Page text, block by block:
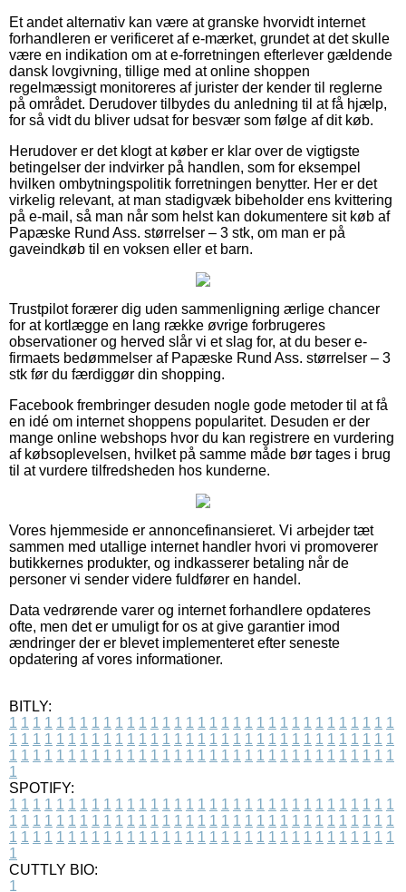
Et andet alternativ kan være at granske hvorvidt internet
forhandleren er verificeret af e-mærket, grundet at det skulle
være en indikation om at e-forretningen efterlever gældende
dansk lovgivning, tillige med at online shoppen
regelmæssigt monitoreres af jurister der kender til reglerne
på området. Derudover tilbydes du anledning til at få hjælp,
for så vidt du bliver udsat for besvær som følge af dit køb.
Herudover er det klogt at køber er klar over de vigtigste
betingelser der indvirker på handlen, som for eksempel
hvilken ombytningspolitik forretningen benytter. Her er det
virkelig relevant, at man stadigvæk bibeholder ens kvittering
på e-mail, så man når som helst kan dokumentere sit køb af
Papæske Rund Ass. størrelser – 3 stk, om man er på
gaveindkøb til en voksen eller et barn.
Trustpilot forærer dig uden sammenligning ærlige chancer
for at kortlægge en lang række øvrige forbrugeres
observationer og herved slår vi et slag for, at du beser e-
firmaets bedømmelser af Papæske Rund Ass. størrelser – 3
stk før du færdiggør din shopping.
Facebook frembringer desuden nogle gode metoder til at få
en idé om internet shoppens popularitet. Desuden er der
mange online webshops hvor du kan registrere en vurdering
af købsoplevelsen, hvilket på samme måde bør tages i brug
til at vurdere tilfredsheden hos kunderne.
Vores hjemmeside er annoncefinansieret. Vi arbejder tæt
sammen med utallige internet handler hvori vi promoverer
butikkernes produkter, og indkasserer betaling når de
personer vi sender videre fuldfører en handel.
Data vedrørende varer og internet forhandlere opdateres
ofte, men det er umuligt for os at give garantier imod
ændringer der er blevet implementeret efter seneste
opdatering af vores informationer.
BITLY:
1 1 1 1 1 1 1 1 1 1 1 1 1 1 1 1 1 1 1 1 1 1 1 1 1 1 1 1 1 1 1 1 1
1 1 1 1 1 1 1 1 1 1 1 1 1 1 1 1 1 1 1 1 1 1 1 1 1 1 1 1 1 1 1 1 1
1 1 1 1 1 1 1 1 1 1 1 1 1 1 1 1 1 1 1 1 1 1 1 1 1 1 1 1 1 1 1 1 1
1
SPOTIFY:
1 1 1 1 1 1 1 1 1 1 1 1 1 1 1 1 1 1 1 1 1 1 1 1 1 1 1 1 1 1 1 1 1
1 1 1 1 1 1 1 1 1 1 1 1 1 1 1 1 1 1 1 1 1 1 1 1 1 1 1 1 1 1 1 1 1
1 1 1 1 1 1 1 1 1 1 1 1 1 1 1 1 1 1 1 1 1 1 1 1 1 1 1 1 1 1 1 1 1
1
CUTTLY BIO:
1